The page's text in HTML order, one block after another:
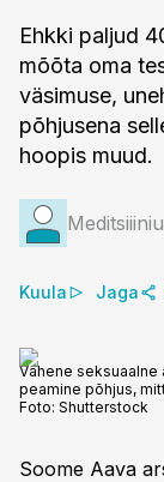
Ehkki paljud
mõõta oma
väsimuse,
põhjusena
hoopis muud.
Kuula Jaga
Vähene
peamine põhjus,
Foto: Shutterstock
Soome Aava